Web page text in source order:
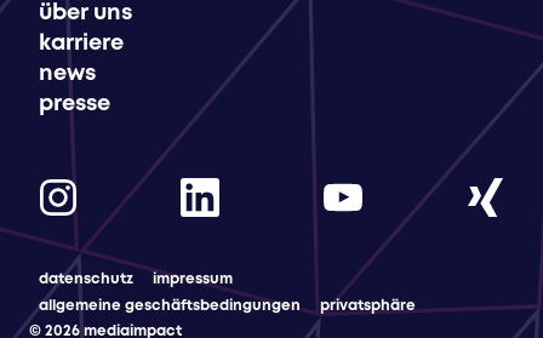
über uns
karriere
news
presse
© 2026 mediaimpact
datenschutz
impressum
allgemeine geschäftsbedingungen
privatsphäre